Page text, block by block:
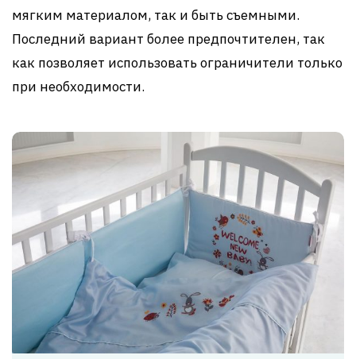
мягким материалом, так и быть съемными.
Последний вариант более предпочтителен, так
как позволяет использовать ограничители только
при необходимости.